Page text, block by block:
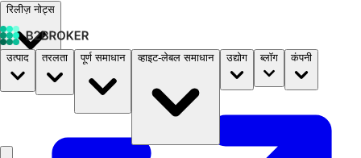
रिलीज़ नोट्स
दस्तावेज़ मूल्य निर्धारणB2STORE
उत्पाद तरलता पूर्ण समाधान व्हाइट-लेबल समाधान उद्योग ब्लॉग कंपनी